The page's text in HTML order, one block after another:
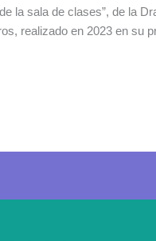
la sala de clases”, de la
realizado en 2023 en su